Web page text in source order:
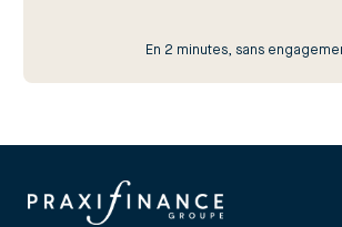
En 2 minutes, sans